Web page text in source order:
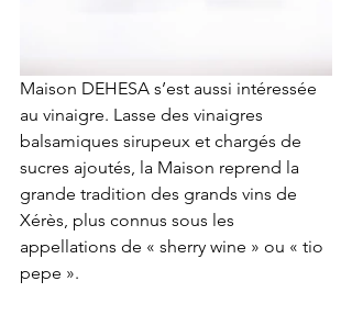
Maison DEHESA s’est aussi intéressée
au vinaigre. Lasse des vinaigres
balsamiques sirupeux et chargés de
sucres ajoutés, la Maison reprend la
grande tradition des grands vins de
Xérès, plus connus sous les
appellations de « sherry wine » ou « tio
pepe ».